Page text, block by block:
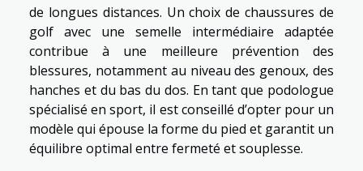
de longues distances. Un choix de chaussures de
golf avec une semelle intermédiaire adaptée
contribue à une meilleure prévention des
blessures, notamment au niveau des genoux, des
hanches et du bas du dos. En tant que podologue
spécialisé en sport, il est conseillé d’opter pour un
modèle qui épouse la forme du pied et garantit un
équilibre optimal entre fermeté et souplesse.